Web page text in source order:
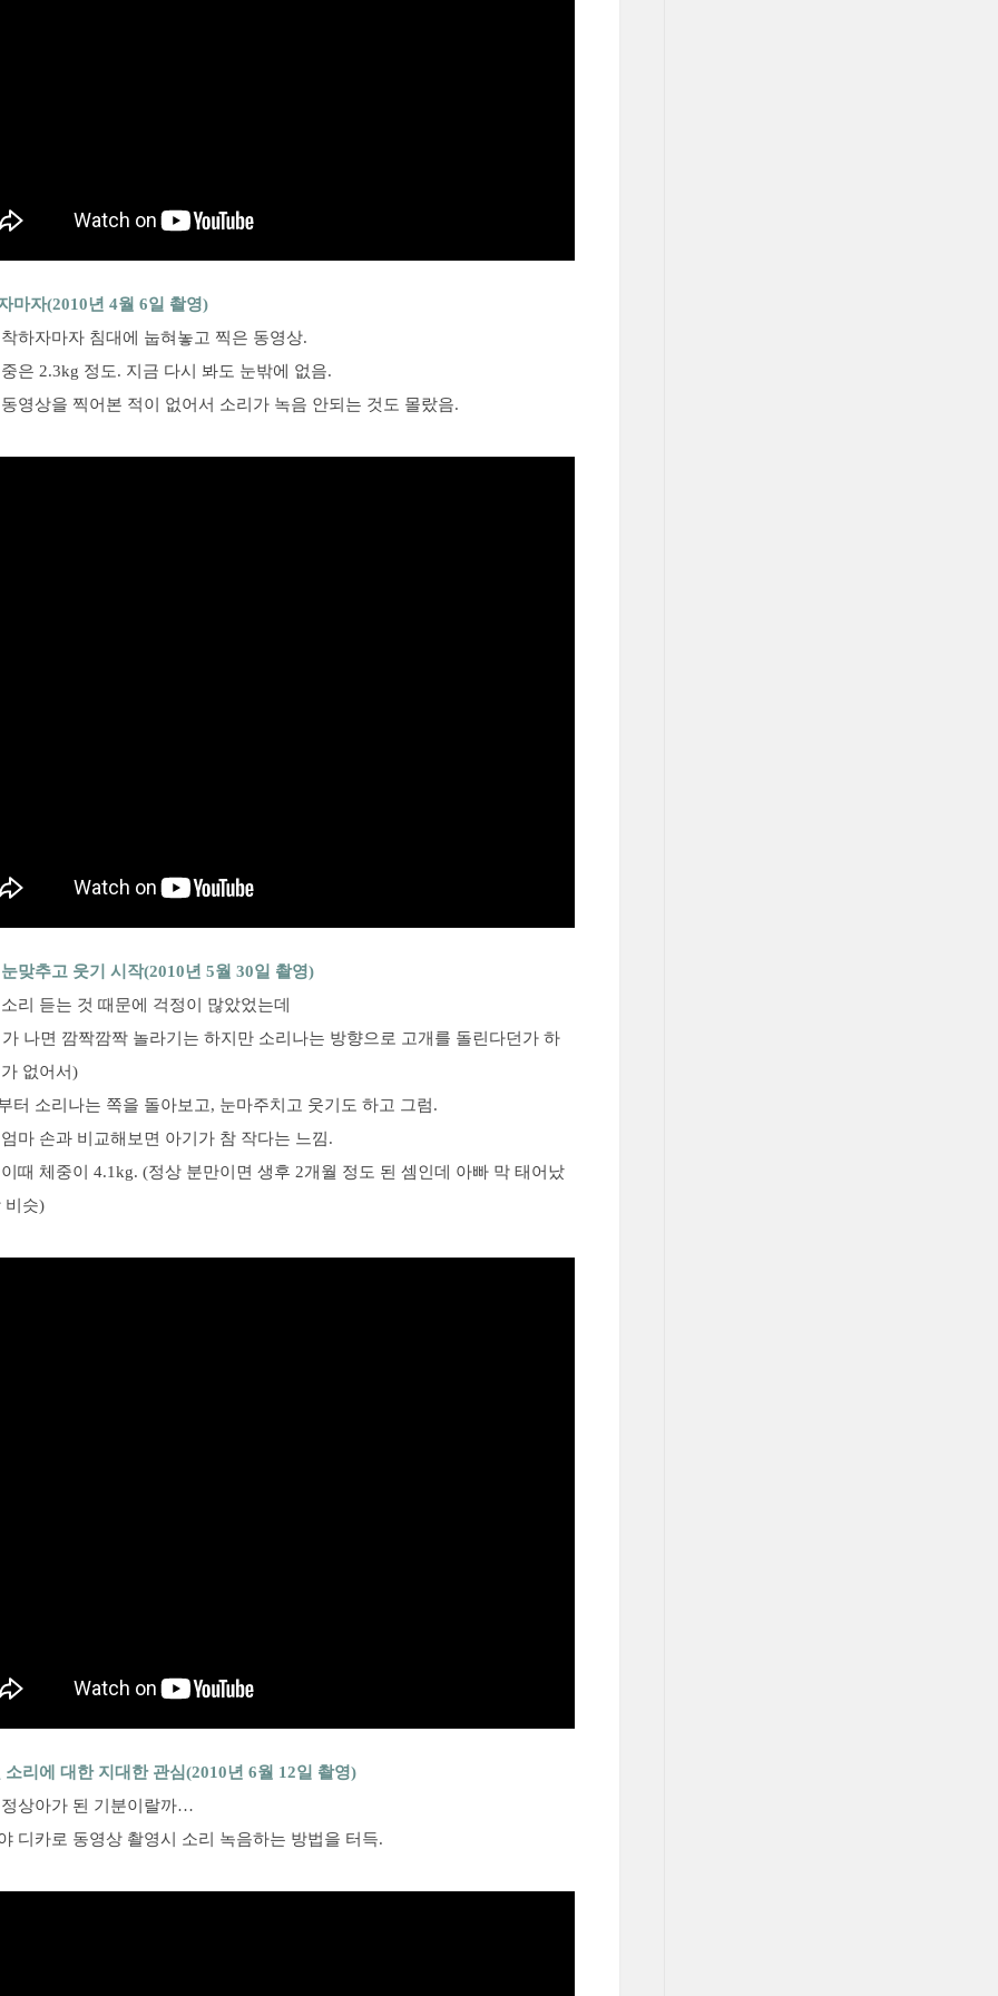
마자(2010년 4월 6일 촬영)
하자마자 침대에 눕혀놓고 찍은 동영상.
은 2.3kg 정도. 지금 다시 봐도 눈밖에 없음.
영상을 찍어본 적이 없어서 소리가 녹음 안되는 것도 몰랐음.
맞추고 웃기 시작(2010년 5월 30일 촬영)
리 듣는 것 때문에 걱정이 많았었는데
나면 깜짝깜짝 놀라기는 하지만 소리나는 방향으로 고개를 돌린다던가 하
없어서)
터 소리나는 쪽을 돌아보고, 눈마주치고 웃기도 하고 그럼.
마 손과 비교해보면 아기가 참 작다는 느낌.
때 체중이 4.1kg. (정상 분만이면 생후 2개월 정도 된 셈인데 아빠 막 태어났
비슷)
소리에 대한 지대한 관심(2010년 6월 12일 촬영)
상아가 된 기분이랄까…
디카로 동영상 촬영시 소리 녹음하는 방법을 터득.